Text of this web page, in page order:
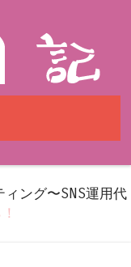
ング〜SNS運用代